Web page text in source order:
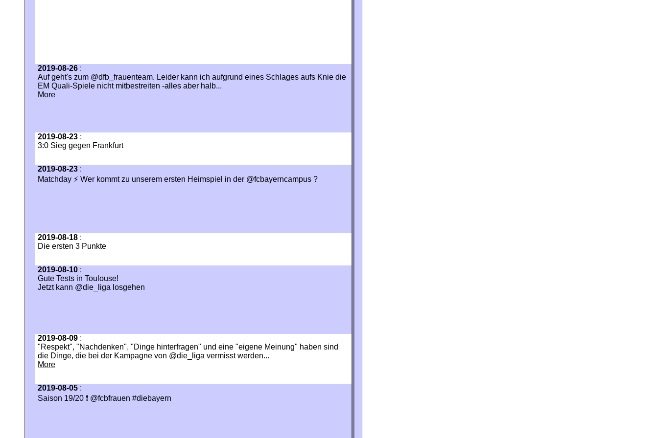
2019-08-26 :
Auf geht's zum @dfb_frauenteam. Leider kann ich aufgrund eines Schlages aufs Knie die
EM Quali-Spiele nicht mitbestreiten -alles aber halb...
More
2019-08-23 :
3:0 Sieg gegen Frankfurt
2019-08-23 :
Matchday ⚡ Wer kommt zu unserem ersten Heimspiel in der @fcbayerncampus ?
2019-08-18 :
Die ersten 3 Punkte
2019-08-10 :
Gute Tests in Toulouse!
Jetzt kann @die_liga losgehen
2019-08-09 :
"Respekt", "Nachdenken", "Dinge hinterfragen" und eine "eigene Meinung" haben sind
die Dinge, die bei der Kampagne von @die_liga vermisst werden...
More
2019-08-05 :
Saison 19/20 ❗ @fcbfrauen #diebayern